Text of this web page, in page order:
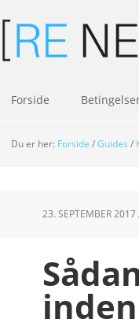
Forside
Du er her: Forside /Guides /
23. SEPTEMBER 2017